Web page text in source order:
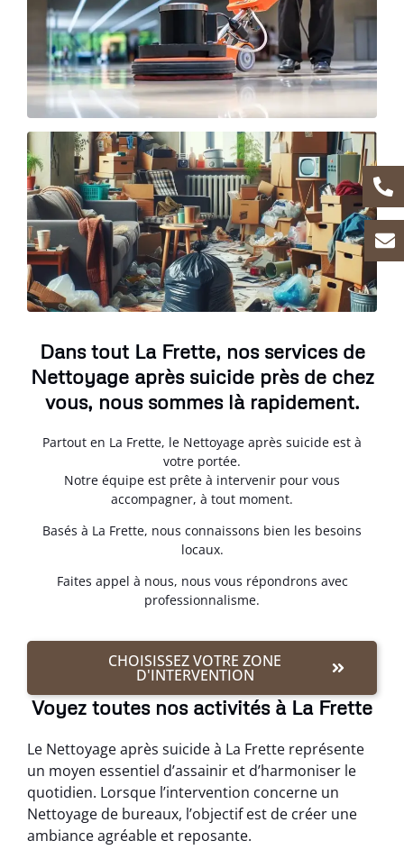
Dans tout La Frette, nos services de
Nettoyage après suicide près de chez
vous, nous sommes là rapidement.
Partout en La Frette, le Nettoyage après suicide est à
votre portée.
Notre équipe est prête à intervenir pour vous
accompagner, à tout moment.
Basés à La Frette, nous connaissons bien les besoins
locaux.
Faites appel à nous, nous vous répondrons avec
professionnalisme.
CHOISISSEZ VOTRE ZONE
D'INTERVENTION
Voyez toutes nos activités à La Frette
Le Nettoyage après suicide à La Frette représente
un moyen essentiel d’assainir et d’harmoniser le
quotidien. Lorsque l’intervention concerne un
Nettoyage de bureaux, l’objectif est de créer une
ambiance agréable et reposante.